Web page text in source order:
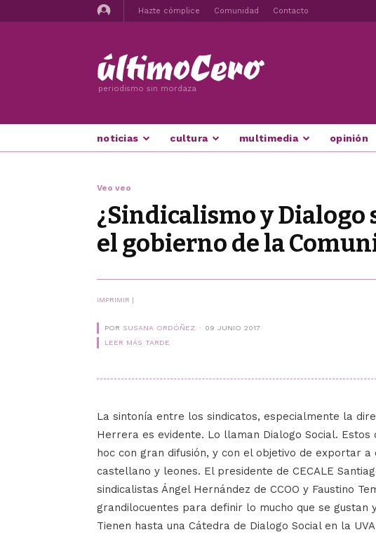
Hazte cómplice Comunidad Contacto
periodismo sin mordaza
noticias cultura multimedia opinión
Veo veo
¿Sindicalismo y Dialogo
el gobierno de la
IMPRIMIR |
POR SUSANA ORDÓÑEZ
09 JUNIO 2017
LEER MÁS TARDE
La sintonía entre los sindicatos, especialmente la
Herrera es evidente. Lo llaman Dialogo Social.
hoc con gran difusión, y con el objetivo de exportar a
castellano y leones. El presidente de CECALE
sindicalistas Ángel Hernández de CCOO y Faustino
grandilocuentes para definir lo mucho que se gustan
Tienen hasta una Cátedra de Dialogo Social en la